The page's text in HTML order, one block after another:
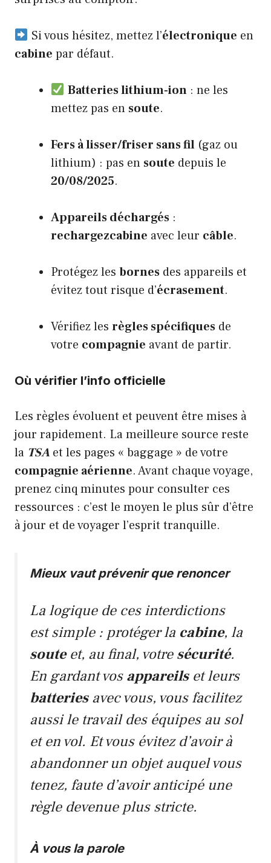
Si vous hésitez, mettez l’électronique en
cabine par défaut.
Batteries lithium‑ion: ne les
mettez pas en soute.
Fers à lisser/friser sans fil (gaz ou
lithium) : pas en soute depuis le
20/08/2025.
Appareils déchargés :
rechargezcabine avec leur câble.
Protégez les bornes des appareils et
évitez tout risque d’écrasement.
Vérifiez les règles spécifiques de
votre compagnie avant de partir.
Où vérifier l’info officielle
Les règles évoluent et peuvent être mises à
jour rapidement. La meilleure source reste
la TSA et les pages « baggage » de votre
compagnie aérienne. Avant chaque voyage,
prenez cinq minutes pour consulter ces
ressources : c’est le moyen le plus sûr d’être
à jour et de voyager l’esprit tranquille.
Mieux vaut prévenir que renoncer
La logique de ces interdictions
est simple : protéger la cabine, la
souteet, au final, votresécurité.
En gardant vosappareilset leurs
batteriesavec vous, vous facilitez
aussi le travail des équipes au sol
et en vol. Et vous évitez d’avoir à
abandonner un objet auquel vous
tenez, faute d’avoir anticipé une
règle devenue plus stricte.
À vous la parole